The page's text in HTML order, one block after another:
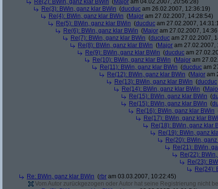
Re(2): BWin, ganz klar BWin (Major am 04.02.2007, 20:56:28)
Re(3): BWin, ganz klar BWin (ducduc am 26.02.2007, 12:36:19)
Re(4): BWin, ganz klar BWin (Major am 27.02.2007, 14:28:54)
Re(5): BWin, ganz klar BWin (ducduc am 27.02.2007,
Re(6): BWin, ganz klar BWin (Major am 27.02.2007,
Re(7): BWin, ganz klar BWin (ducduc am 27.02.2007,
Re(8): BWin, ganz klar BWin (Major am 27.02.2007,
Re(9): BWin, ganz klar BWin (ducduc am
Re(10): BWin, ganz klar BWin (Major am
Re(11): BWin, ganz klar BWin (ducduc am
Re(12): BWin, ganz klar BWin (Major am
Re(13): BWin, ganz klar BWin (ducduc
Re(14): BWin, ganz klar BWin (
Re(15): BWin, ganz klar BWin (
Re(15): BWin, ganz klar BWin (
Re(16): BWin, ganz klar BWin
Re(17): BWin, ganz klar
Re(18): BWin, ganz klar
Re(19): BWin, ganz
Re(20): BWin,
Re(21): BWin,
Re(22):
Re(23):
Re(24):
Re: BWin, ganz klar BWin (rbr am 03.03.2007, 10:22:45)
Vom Autor zurückgezogen oder Autor hat seine Registrierung nicht